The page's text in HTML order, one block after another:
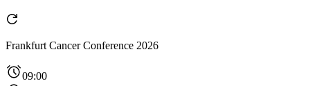
Frankfurt Cancer Conference 2026
09:00